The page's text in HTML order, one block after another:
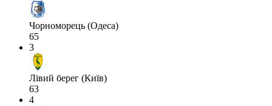
Чорноморець (Одеса)
65
3
Лівий берег (Київ)
63
4